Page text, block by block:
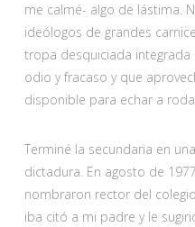
me calmé- algo de lástima.
ideólogos de grandes
tropa desquiciada
odio y fracaso y que
disponible para echar a
Terminé la secundaria en
dictadura. En agosto de
nombraron rector del
iba citó a mi padre y le